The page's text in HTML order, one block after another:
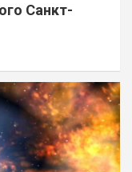
Санкт-